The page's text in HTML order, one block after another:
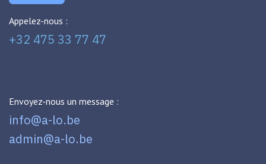
Appelez-nous :
+32 475 33 77 47
Envoyez-nous un message :
info@a-lo.be
admin@a-lo.be